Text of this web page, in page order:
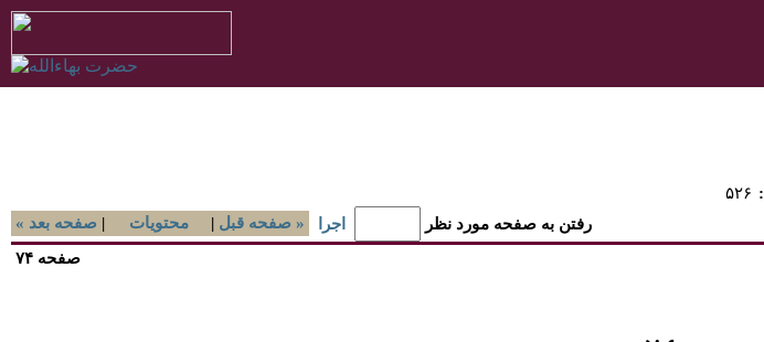
۵۲۶
« صفحه بعد | محتويات | صفحه قبل » رفتن به صفحه مورد نظر
اجرا